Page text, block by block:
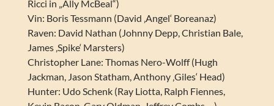
Ricci in „Ally McBeal“)
Vin: Boris Tessmann (David ‚Angel‘ Boreanaz)
Raven: David Nathan (Johnny Depp, Christian Bale,
James ‚Spike‘ Marsters)
Christopher Lane: Thomas Nero-Wolff (Hugh
Jackman, Jason Statham, Anthony ‚Giles‘ Head)
Hunter: Udo Schenk (Ray Liotta, Ralph Fiennes,